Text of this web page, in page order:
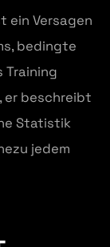
ein Versagen
bedingte
Training
er beschreibt
Statistik
jedem